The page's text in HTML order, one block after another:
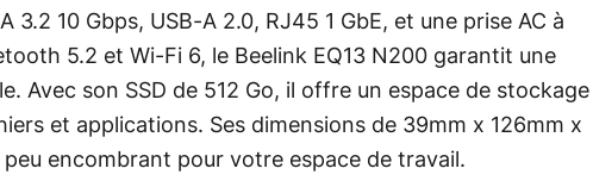
3.2 10 Gbps, USB-A 2.0, RJ45 1 GbE, et une prise AC à
5.2 et Wi-Fi 6, le Beelink EQ13 N200 garantit une
Avec son SSD de 512 Go, il offre un espace de stockage
et applications. Ses dimensions de 39mm x 126mm x
encombrant pour votre espace de travail.